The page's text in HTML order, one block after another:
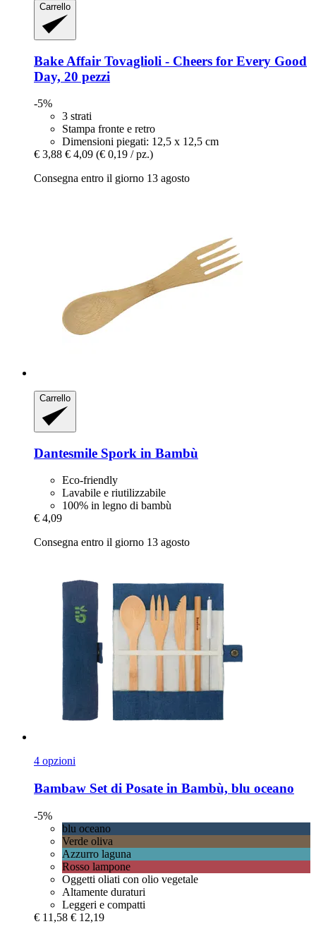
Carrello
Bake Affair Tovaglioli -​ Cheers for Every Good
Day, 20 pezzi
-5%
3 strati
Stampa fronte e retro
Dimensioni piegati: 12,5 x 12,5 cm
€ 3,88 € 4,09 (€ 0,19 / pz.)
Consegna entro il giorno 13 agosto
Carrello
Dantesmile Spork in Bambù
Eco-friendly
Lavabile e riutilizzabile
100% in legno di bambù
€ 4,09
Consegna entro il giorno 13 agosto
4 opzioni
Bambaw Set di Posate in Bambù, blu oceano
-5%
blu oceano
Verde oliva
Azzurro laguna
Rosso lampone
Oggetti oliati con olio vegetale
Altamente duraturi
Leggeri e compatti
€ 11,58 € 12,19